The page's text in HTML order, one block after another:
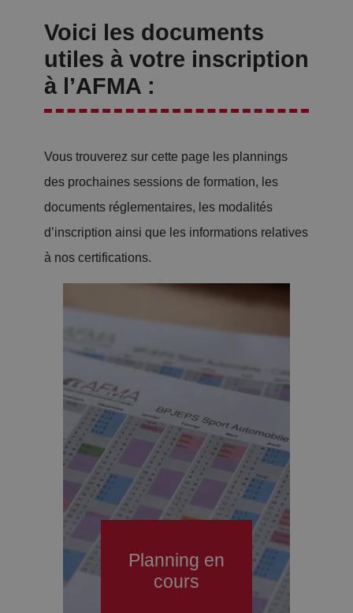
Voici les documents
utiles à votre inscription
à l’AFMA :
Vous trouverez sur cette page les plannings
des prochaines sessions de formation, les
documents réglementaires, les modalités
d’inscription ainsi que les informations relatives
à nos certifications.
Planning en
cours